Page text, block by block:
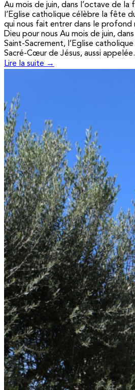
Au mois de juin, dans l’octave de
l’Eglise catholique célèbre la fête
qui nous fait entrer dans le profond
Dieu pour nous Au mois de juin,
Saint-Sacrement, l’Eglise
Sacré-Cœur de Jésus, aussi
Lire la suite →